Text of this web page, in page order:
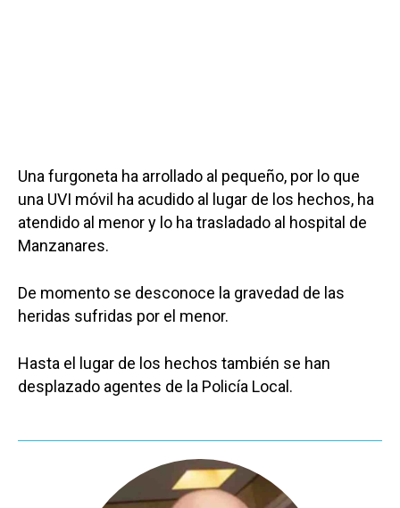
Una furgoneta ha arrollado al pequeño, por lo que
una UVI móvil ha acudido al lugar de los hechos, ha
atendido al menor y lo ha trasladado al hospital de
Manzanares.
De momento se desconoce la gravedad de las
heridas sufridas por el menor.
Hasta el lugar de los hechos también se han
desplazado agentes de la Policía Local.